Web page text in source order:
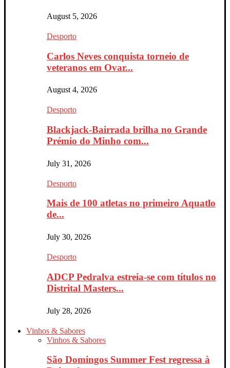
August 5, 2026
Desporto
Carlos Neves conquista torneio de
veteranos em Ovar...
August 4, 2026
Desporto
Blackjack-Bairrada brilha no Grande
Prémio do Minho com...
July 31, 2026
Desporto
Mais de 100 atletas no primeiro Aquatlo
de...
July 30, 2026
Desporto
ADCP Pedralva estreia-se com títulos no
Distrital Masters...
July 28, 2026
Vinhos & Sabores
Vinhos & Sabores
São Domingos Summer Fest regressa à